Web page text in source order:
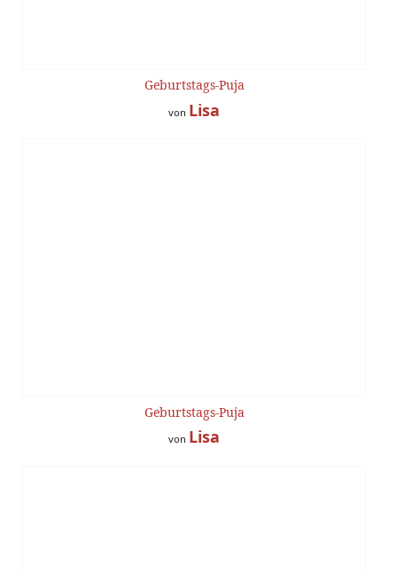
Geburtstags-Puja
von Lisa
Geburtstags-Puja
von Lisa